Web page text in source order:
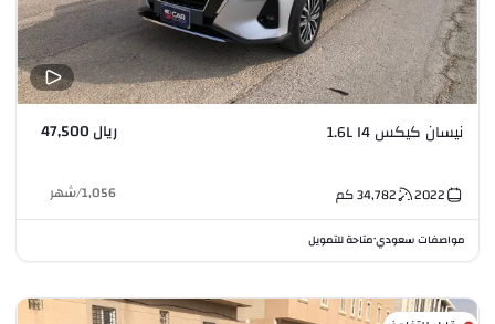
نيسان كيكس 1.6L I4 ريال 47,500
2022
34,782كم 1,056
/شهر
مواصفات سعودي•متاحة للتمويل